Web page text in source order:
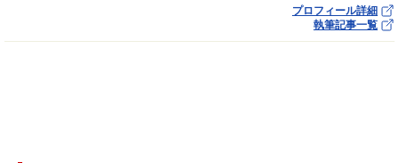
プロフィール詳細
執筆記事一覧